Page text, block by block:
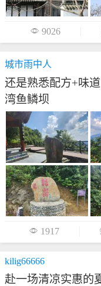
 9026
城市雨中人
还是熟悉配方+味
湾鱼鳞坝
 1917
kilig66666
赴一场清凉实惠的